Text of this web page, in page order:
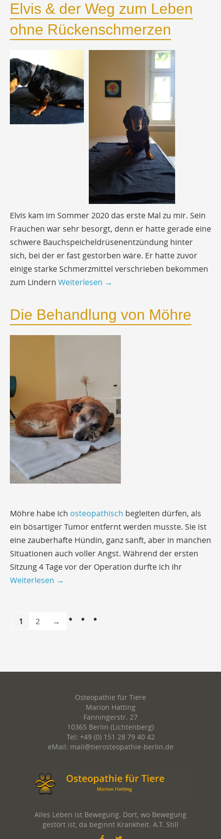
Elvis & der Weg zum Leben
ohne Rückenschmerzen
Elvis kam im Sommer 2020 das erste Mal zu mir. Sein
Frauchen war sehr besorgt, denn er hatte gerade eine
schwere Bauchspeicheldrüsenentzündung hinter
sich, bei der er fast gestorben wäre. Er hatte zuvor
einige starke Schmerzmittel verschrieben bekommen
zum Lindern Weiterlesen →
Die Behandlung von Möhre
Möhre habe ich osteopathisch begleiten dürfen, als
ein bösartiger Tumor entfernt werden musste. Sie ist
eine zauberhafte Hündin, ganz sanft, aber in manchen
Situationen auch voller Angst. Während der ersten
Sitzung 4 Tage vor der Operation durfte ich ihr
Weiterlesen →
1 2 →
Osteopathie für Tiere
Marion Hatting
Fanningerstr. 27
10365 Berlin (Lichtenberg)
Tel: +49 (0) 151 28 79 40 42
eMail: mail@tierosteopathie-berlin.de
Alles Leben ist Bewegung. Dort, wo Bewegung
gestört ist, da beginnt Krankheit. A.T. Still